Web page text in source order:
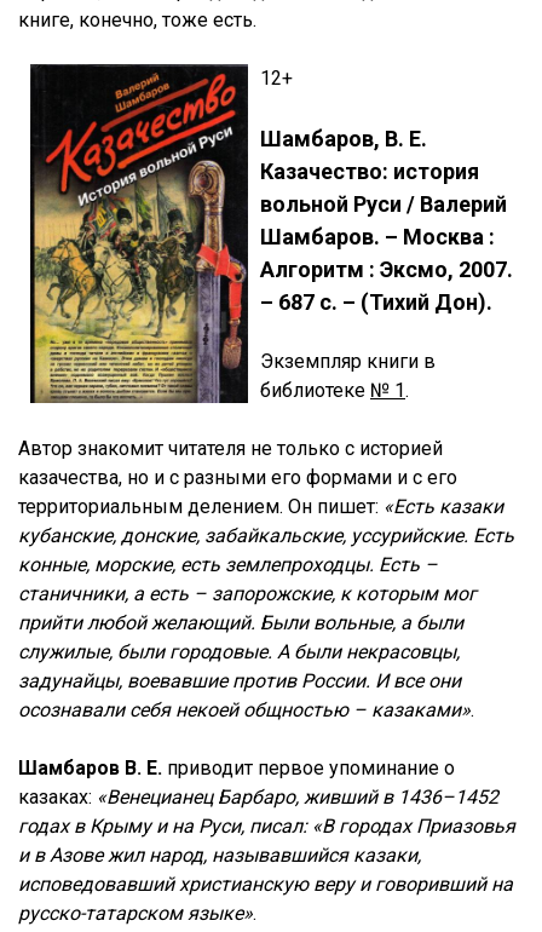
книге, конечно, тоже есть.
12+
Шамбаров, В. Е.
Казачество: история
вольной Руси / Валерий
Шамбаров. – Москва :
Алгоритм : Эксмо, 2007.
– 687 с. – (Тихий Дон).
Экземпляр книги в
библиотеке № 1.
Автор знакомит читателя не только с историей
казачества, но и с разными его формами и с его
территориальным делением. Он пишет: «Есть казаки
кубанские, донские, забайкальские, уссурийские. Есть
конные, морские, есть землепроходцы. Есть –
станичники, а есть – запорожские, к которым мог
прийти любой желающий. Были вольные, а были
служилые, были городовые. А были некрасовцы,
задунайцы, воевавшие против России. И все они
осознавали себя некоей общностью – казаками».
Шамбаров В. Е. приводит первое упоминание о
казаках: «Венецианец Барбаро, живший в 1436–1452
годах в Крыму и на Руси, писал: «В городах Приазовья
и в Азове жил народ, называвшийся казаки,
исповедовавший христианскую веру и говоривший на
русско-татарском языке».